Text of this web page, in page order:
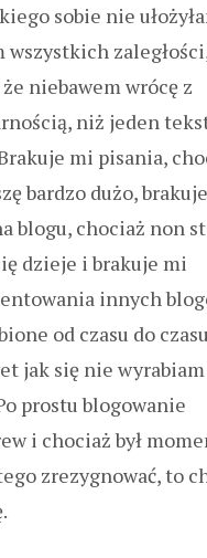
sobie nie
wszystkich
niebawem wrócę z
niż jeden
mi pisania,
bardzo dużo,
blogu, chociaż non
dzieje i brakuje mi
innych
od czasu do czasu
jak się nie
prostu blogowanie
i chociaż był
zrezygnować, to